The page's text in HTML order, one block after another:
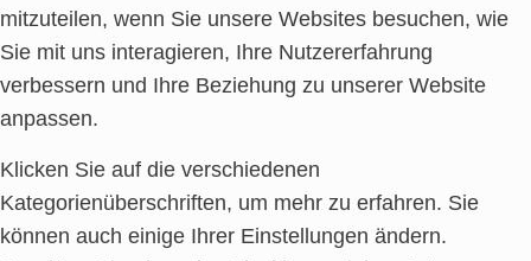
mitzuteilen, wenn Sie unsere Websites besuchen, wie
Sie mit uns interagieren, Ihre Nutzererfahrung
verbessern und Ihre Beziehung zu unserer Website
anpassen.
Klicken Sie auf die verschiedenen
Kategorienüberschriften, um mehr zu erfahren. Sie
können auch einige Ihrer Einstellungen ändern.